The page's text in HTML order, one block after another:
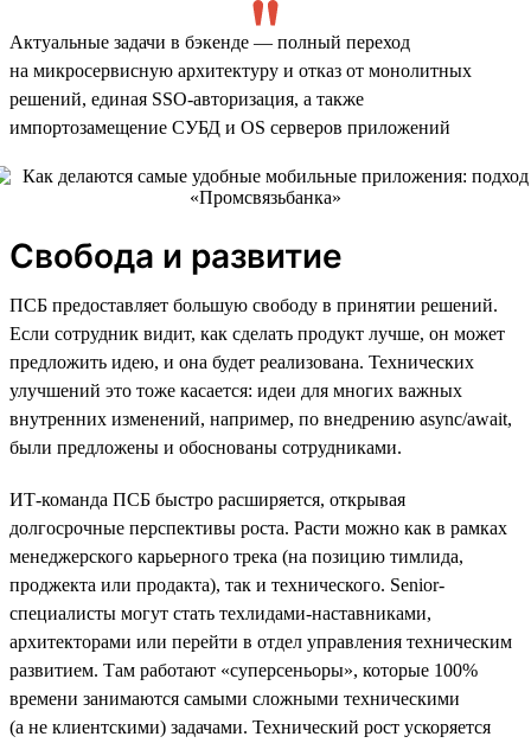
Актуальные задачи в бэкенде — полный переход
на микросервисную архитектуру и отказ от монолитных
решений, единая SSO-авторизация, а также
импортозамещение СУБД и OS серверов приложений
Свобода и развитие
ПСБ предоставляет большую свободу в принятии решений.
Если сотрудник видит, как сделать продукт лучше, он может
предложить идею, и она будет реализована. Технических
улучшений это тоже касается: идеи для многих важных
внутренних изменений, например, по внедрению async/await,
были предложены и обоснованы сотрудниками.
ИТ-команда ПСБ быстро расширяется, открывая
долгосрочные перспективы роста. Расти можно как в рамках
менеджерского карьерного трека (на позицию тимлида,
проджекта или продакта), так и технического. Senior-
специалисты могут стать техлидами-наставниками,
архитекторами или перейти в отдел управления техническим
развитием. Там работают «суперсеньоры», которые 100%
времени занимаются самыми сложными техническими
(а не клиентскими) задачами. Технический рост ускоряется